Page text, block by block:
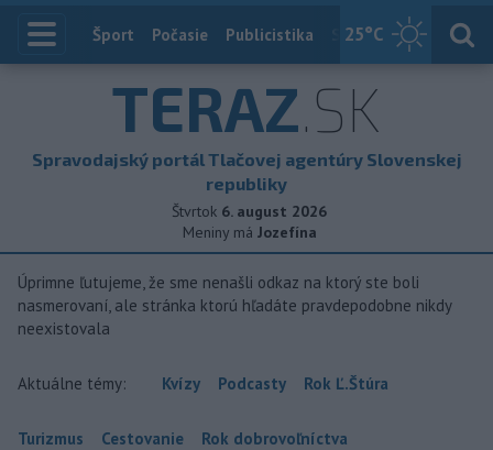
25°C
Index
Šport Počasie Publicistika Slovensko
TERAZ.SK
Spravodajský portál Tlačovej agentúry Slovenskej
republiky
Štvrtok 6. august 2026
Meniny má Jozefína
Úprimne ľutujeme, že sme nenašli odkaz na ktorý ste boli
nasmerovaní, ale stránka ktorú hľadáte pravdepodobne nikdy
neexistovala
Aktuálne témy: Kvízy Podcasty Rok Ľ.Štúra
Turizmus Cestovanie Rok dobrovoľníctva